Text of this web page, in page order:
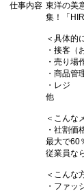
仕事内容 東洋の美
集！「
＜具体的
・接客（
・売り場
・商品管
・レジ
他
＜こんな
・社割価
最大で60
従業員な
＜こんな
・ファッ